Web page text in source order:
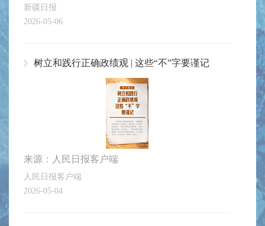
新疆日报
2026-05-06
树立和践行正确政绩观 | 这些“不”字要谨记
来源：人民日报客户端
人民日报客户端
2026-05-04